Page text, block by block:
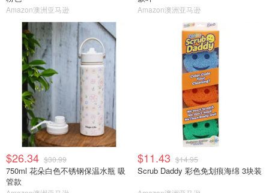
Amazon澳洲亚马逊 Amazon澳洲亚马逊
$26.34 $30.99
750ml 花朵白色不锈钢保温水瓶 吸
管款
$11.43 $14.95
Scrub Daddy 彩色免划痕海绵 3块装